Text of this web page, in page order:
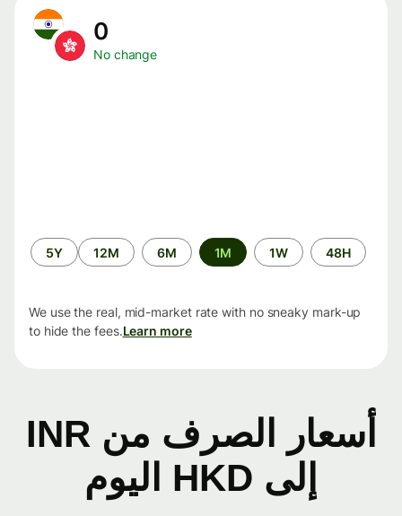
No change
الفترة
الزمنية
48H
1W
1M
6M
12M
5Y
We use the real, mid-market rate with no sneaky mark-up
to hide the fees.Learn more
أسعار الصرف من INR
إلى HKD اليوم